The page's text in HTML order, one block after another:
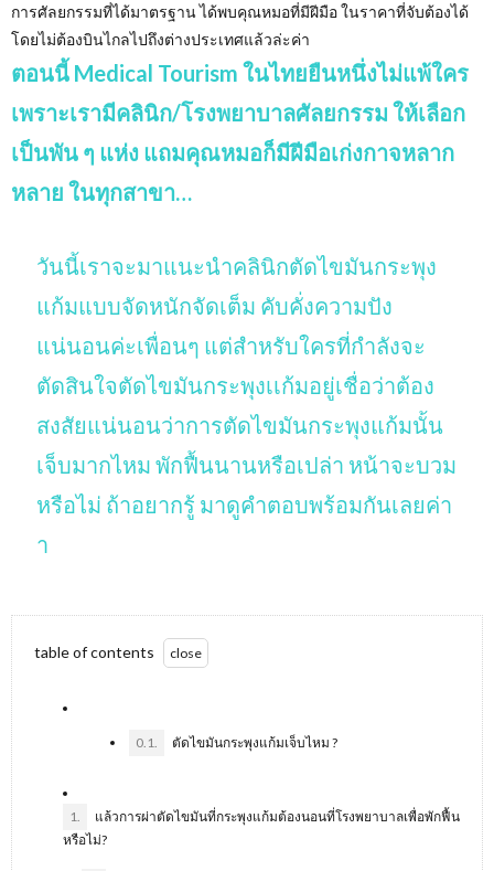
การศัลยกรรมที่ได้มาตรฐาน ได้พบคุณหมอที่มีฝีมือ ในราคาที่จับต้องได้
โดยไม่ต้องบินไกลไปถึงต่างประเทศแล้วล่ะค่า
ตอนนี้ Medical Tourism ในไทยยืนหนึ่งไม่แพ้ใคร
เพราะเรามีคลินิก/โรงพยาบาลศัลยกรรม ให้เลือก
เป็นพัน ๆ แห่ง แถมคุณหมอก็มีฝีมือเก่งกาจหลาก
หลาย ในทุกสาขา…
วันนี้เราจะมาแนะนำคลินิกตัดไขมันกระพุง
แก้มแบบจัดหนักจัดเต็ม คับคั่งความปัง
แน่นอนค่ะเพื่อนๆ แต่สำหรับใครที่กำลังจะ
ตัดสินใจตัดไขมันกระพุงเเก้มอยู่เชื่อว่าต้อง
สงสัยแน่นอนว่าการตัดไขมันกระพุงแก้มนั้น
เจ็บมากไหม พักฟื้นนานหรือเปล่า หน้าจะบวม
หรือไม่ ถ้าอยากรู้ มาดูคำตอบพร้อมกันเลยค่า
า
table of contents
0.1. ตัดไขมันกระพุงแก้มเจ็บไหม ?
1.
แล้วการผ่าตัดไขมันที่กระพุงแก้มต้องนอนที่โรงพยาบาลเพื่อพักฟื้น
หรือไม่?